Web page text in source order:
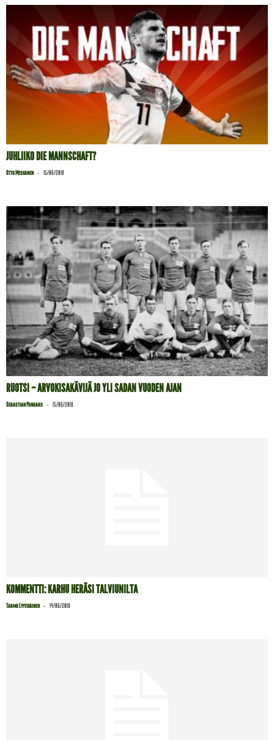
JUHLIIKO DIE MANNSCHAFT?
Otto Meskanen - 15/06/2018
RUOTSI – ARVOKISAKÄVIJÄ JO YLI SADAN VUODEN AJAN
Sebastian Pundars - 15/06/2018
KOMMENTTI: KARHU HERÄSI TALVIUNILTA
Tarmo Lyytikäinen - 14/06/2018